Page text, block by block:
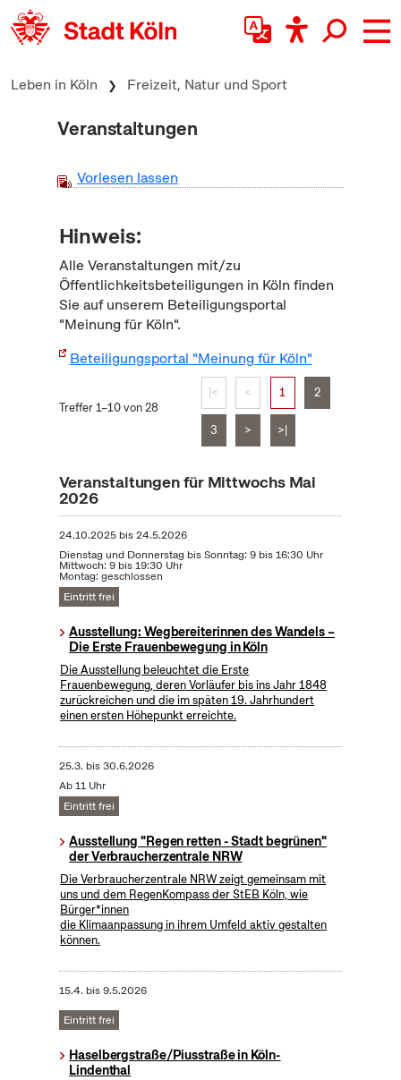
zum Inhalt springen
Leben in Köln Freizeit, Natur und Sport
Veranstaltungen
Vorlesen lassen
Hinweis:
Alle Veranstaltungen mit/zu
Öffentlichkeitsbeteiligungen in Köln finden
Sie auf unserem Beteiligungsportal
"Meinung für Köln".
Beteiligungsportal "Meinung für Köln"
Treffer 1–10 von 28
|< < 1 2
3 > >|
Veranstaltungen für Mittwochs Mai
2026
24.10.2025bis24.5.2026
Dienstag und Donnerstag bis Sonntag: 9 bis 16:30 Uhr
Mittwoch: 9 bis 19:30 Uhr
Montag: geschlossen
Eintritt frei
Ausstellung: Wegbereiterinnen des Wandels –
Die Erste Frauenbewegung in Köln
Die Ausstellung beleuchtet die Erste
Frauenbewegung, deren Vorläufer bis ins Jahr 1848
zurückreichen und die im späten 19. Jahrhundert
einen ersten Höhepunkt erreichte.
25.3. bis30.6.2026
Ab 11 Uhr
Eintritt frei
Ausstellung "Regen retten - Stadt begrünen"
der Verbraucherzentrale NRW
Die Verbraucherzentrale NRW zeigt gemeinsam mit
uns und dem RegenKompass der StEB Köln, wie
Bürger*innen
die Klimaanpassung in ihrem Umfeld aktiv gestalten
können.
15.4. bis9.5.2026
Eintritt frei
Haselbergstraße/Piusstraße in Köln-
Lindenthal